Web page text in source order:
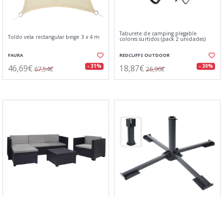
Toldo vela rectangular beige 3 x 4 m
FAURA
46,69€ 67,54€ - 31%
Taburete de camping plegable
colores surtidos (pack 2 unidades)
REDCLIFFS OUTDOOR
18,87€ 26,96€ - 30%